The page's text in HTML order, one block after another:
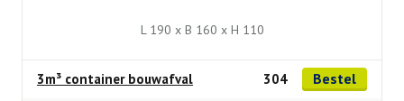
L 190 x B 160 x H 110
3m³ container bouwafval 304 Bestel